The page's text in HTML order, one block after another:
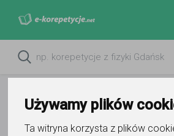
Używamy plików
Ta witryna korzysta z plików